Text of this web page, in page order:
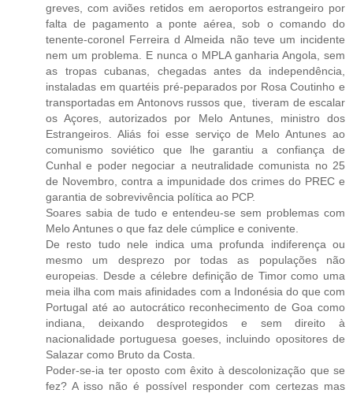
greves, com aviões retidos em aeroportos estrangeiro por
falta de pagamento a ponte aérea, sob o comando do
tenente-coronel Ferreira d Almeida não teve um incidente
nem um problema. E nunca o MPLA ganharia Angola, sem
as tropas cubanas, chegadas antes da independência,
instaladas em quartéis pré-peparados por Rosa Coutinho e
transportadas em Antonovs russos que, tiveram de escalar
os Açores, autorizados por Melo Antunes, ministro dos
Estrangeiros. Aliás foi esse serviço de Melo Antunes ao
comunismo soviético que lhe garantiu a confiança de
Cunhal e poder negociar a neutralidade comunista no 25
de Novembro, contra a impunidade dos crimes do PREC e
garantia de sobrevivência política ao PCP.
Soares sabia de tudo e entendeu-se sem problemas com
Melo Antunes o que faz dele cúmplice e conivente.
De resto tudo nele indica uma profunda indiferença ou
mesmo um desprezo por todas as populações não
europeias. Desde a célebre definição de Timor como uma
meia ilha com mais afinidades com a Indonésia do que com
Portugal até ao autocrático reconhecimento de Goa como
indiana, deixando desprotegidos e sem direito à
nacionalidade portuguesa goeses, incluindo opositores de
Salazar como Bruto da Costa.
Poder-se-ia ter oposto com êxito à descolonização que se
fez? A isso não é possível responder com certezas mas